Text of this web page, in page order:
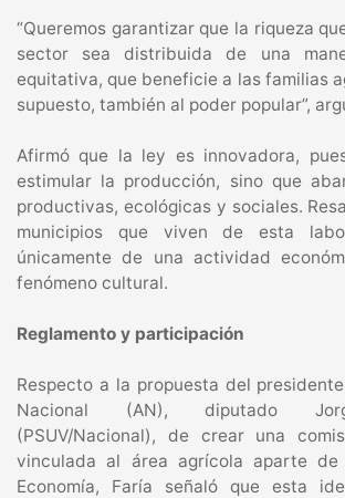
“Queremos garantizar que la riqueza
sector sea distribuida de una
equitativa, que beneficie a las familias
supuesto, también al poder popular”,
Afirmó que la ley es innovadora,
estimular la producción, sino que
productivas, ecológicas y sociales.
municipios que viven de esta
únicamente de una actividad
fenómeno cultural.
Reglamento y participación
Respecto a la propuesta del
Nacional (AN), diputado
(PSUV/Nacional), de crear una
vinculada al área agrícola aparte de
Economía, Faría señaló que esta